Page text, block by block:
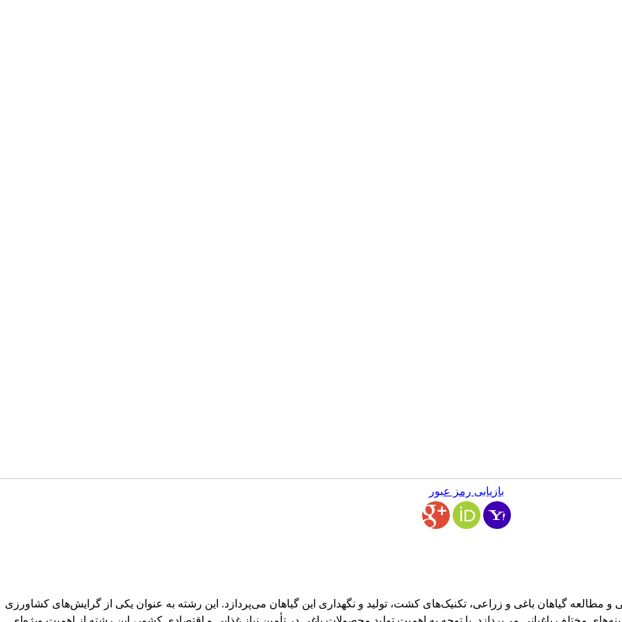
بازیابی رمز عبور
گیاهان باغی و زراعی، تکنیک‌های کشت، تولید و نگهداری این گیاهان می‌پردازد. این رشته به عنوان یکی از گرایش‌های کشاورزی